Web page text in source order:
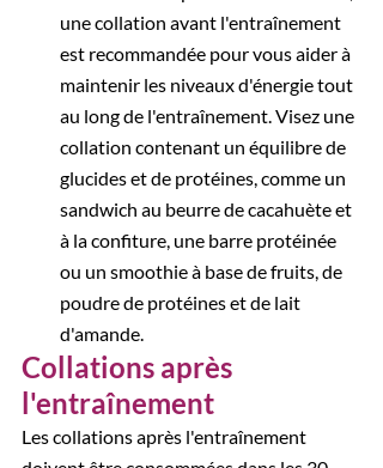
une collation avant l'entraînement
est recommandée pour vous aider à
maintenir les niveaux d'énergie tout
au long de l'entraînement. Visez une
collation contenant un équilibre de
glucides et de protéines, comme un
sandwich au beurre de cacahuète et
à la confiture, une barre protéinée
ou un smoothie à base de fruits, de
poudre de protéines et de lait
d'amande.
Collations après
l'entraînement
Les collations après l'entraînement